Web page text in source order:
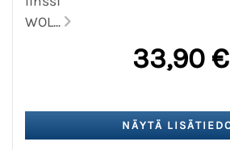
WOL...
33,90 €